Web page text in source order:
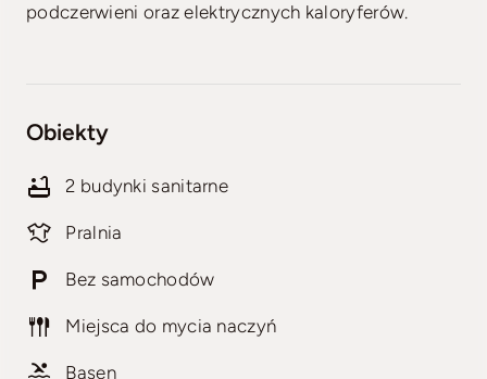
podczerwieni oraz elektrycznych kaloryferów.
Obiekty
2 budynki sanitarne
Pralnia
Miejsca do mycia naczyń
Bez samochodów
Basen